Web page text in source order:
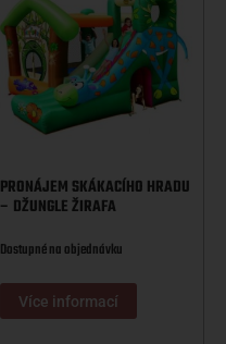
PRONÁJEM SKÁKACÍHO HRADU
– DŽUNGLE ŽIRAFA
Dostupné na objednávku
Více informací